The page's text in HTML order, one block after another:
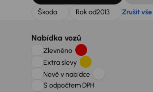
Škoda Rok od2013 Zrušit vše
Nabídka vozů
Zlevněno
Extra slevy
Nově v nabídce
S odpočtem DPH